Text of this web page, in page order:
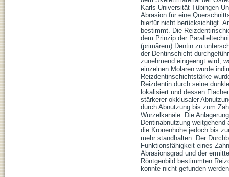
Karls-Universität Tübingen
Abrasion für eine
hierfür nicht berücksichtigt.
bestimmt. Die
dem Prinzip der
(primärem) Dentin zu
der Dentinschicht
zunehmend eingeengt wird,
einzelnen Molaren wurde
Reizdentinschichtstärke
Reizdentin durch seine
lokalisiert und dessen
stärkerer okklusaler
durch Abnutzung bis zum
Wurzelkanäle. Die
Dentinabnutzung
die Kronenhöhe jedoch bis
mehr standhalten. Der
Funktionsfähigkeit eines
Abrasionsgrad und der
Röntgenbild bestimmten
konnte nicht gefunden